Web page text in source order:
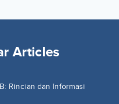
Articles
Rincian dan Informasi